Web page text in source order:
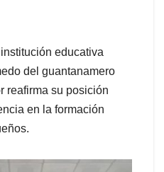
educativa
del guantanamero
reafirma su posición
en la formación